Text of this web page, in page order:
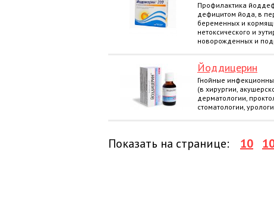
Профилактика
дефицитом йода, в
беременных и
нетоксического и
новорожденных и
Йоддицерин
Гнойные
(в хирургии,
дерматологии,
стоматологии,
Показать на странице: 10